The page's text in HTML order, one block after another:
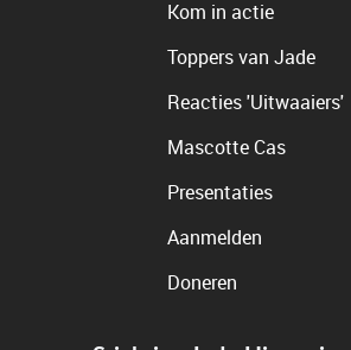
Kom in actie
Toppers van Jade
Reacties 'Uitwaaiers'
Mascotte Cas
Presentaties
Aanmelden
Doneren